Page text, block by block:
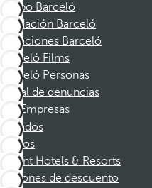
Grupo Barceló
Fundación Barceló
Vacaciones Barceló
Barceló Films
Barceló Personas
Canal de denuncias
Empresas
Afiliados
Socios
Dorint Hotels & Resorts
Cupones de descuento